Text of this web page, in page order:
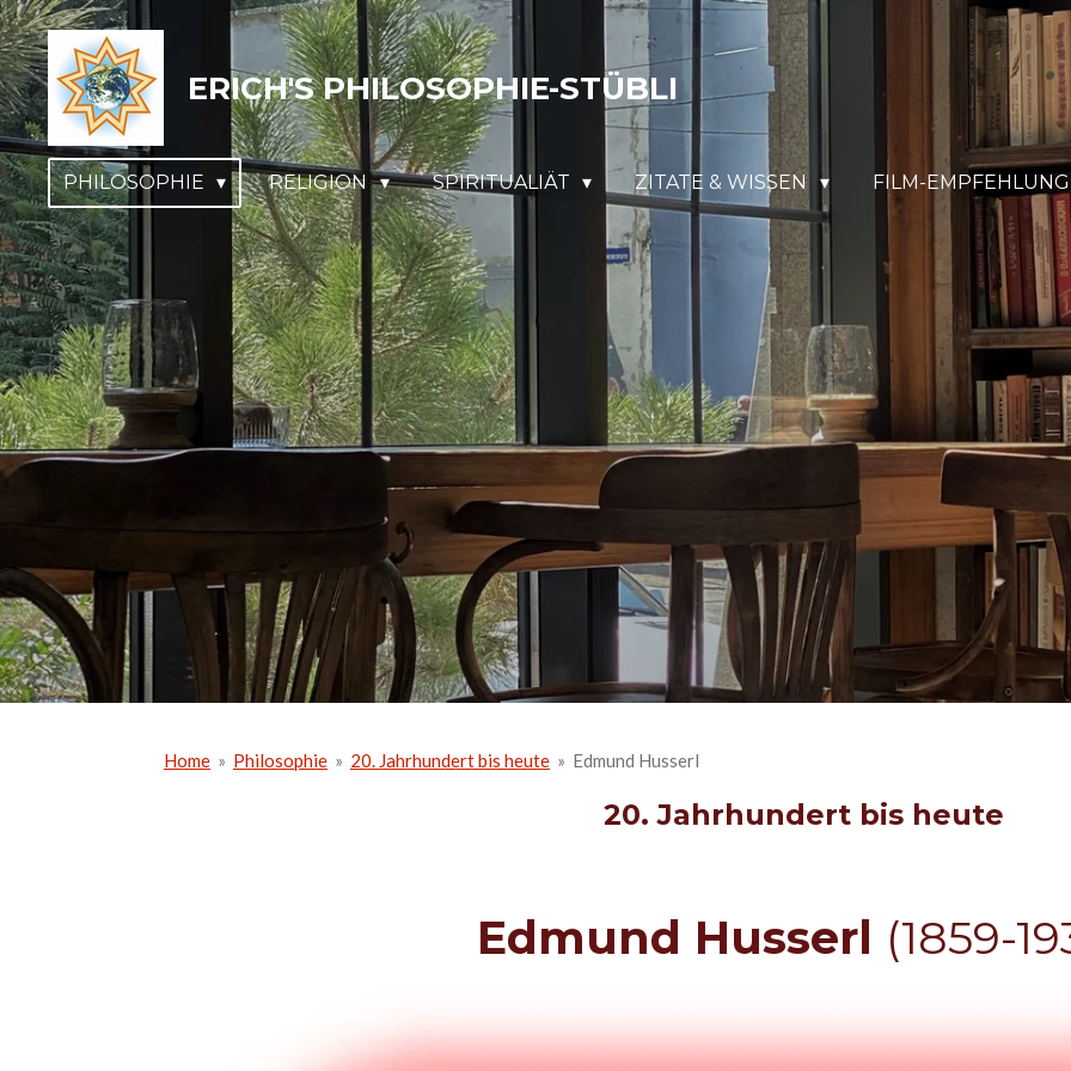
Zum
Hauptinhalt
springen
ERICH'S PHILOSOPHIE-STÜBLI
PHILOSOPHIE RELIGION SPIRITUALIÄT ZITATE & WISSEN FILM-
Home » Philosophie » 20. Jahrhundert bis heute » Edmund Husserl
20. Jahrhundert bis heute
Edmund Husserl (1859-